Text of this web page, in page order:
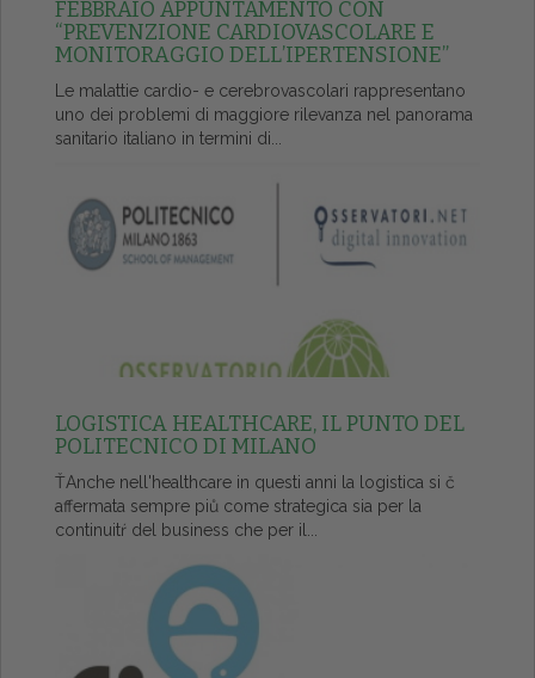
FEBBRAIO APPUNTAMENTO CON
“PREVENZIONE CARDIOVASCOLARE E
MONITORAGGIO DELL’IPERTENSIONE”
Le malattie cardio- e cerebrovascolari rappresentano
uno dei problemi di maggiore rilevanza nel panorama
sanitario italiano in termini di...
LOGISTICA HEALTHCARE, IL PUNTO DEL
POLITECNICO DI MILANO
ŤAnche nell'healthcare in questi anni la logistica si č
affermata sempre piů come strategica sia per la
continuitŕ del business che per il...